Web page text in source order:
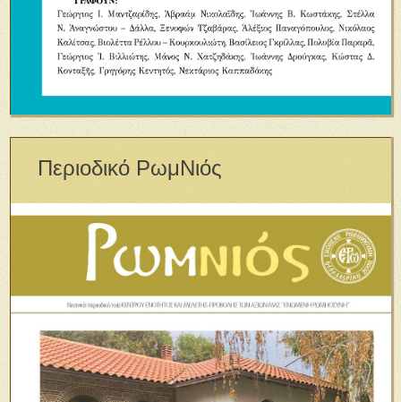
Περιοδικό ΡωμΝιός